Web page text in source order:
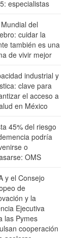
especialistas
del
cuidar la
también es una
de vivir mejor
industrial y
clave para
el acceso a
en México
45% del riesgo
podría
o
OMS
y el Consejo
de
y la
Ejecutiva
las Pymes
cooperación